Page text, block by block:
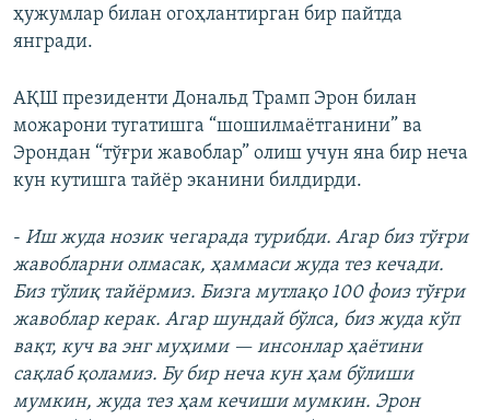
ҳужумлар билан огоҳлантирган бир пайтда
янгради.
АҚШ президенти Дональд Трамп Эрон билан
можарони тугатишга “шошилмаётганини” ва
Эрондан “тўғри жавоблар” олиш учун яна бир неча
кун кутишга тайёр эканини билдирди.
- Иш жуда нозик чегарада турибди. Агар биз тўғри
жавобларни олмасак, ҳаммаси жуда тез кечади.
Биз тўлиқ тайёрмиз. Бизга мутлақо 100 фоиз тўғри
жавоблар керак. Агар шундай бўлса, биз жуда кўп
вақт, куч ва энг муҳими — инсонлар ҳаётини
сақлаб қоламиз. Бу бир неча кун ҳам бўлиши
мумкин, жуда тез ҳам кечиши мумкин. Эрон